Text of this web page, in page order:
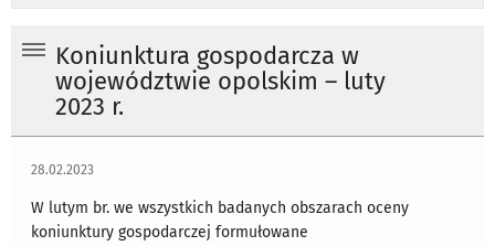
Koniunktura gospodarcza w
województwie opolskim – luty
2023 r.
28.02.2023
W lutym br. we wszystkich badanych obszarach oceny
koniunktury gospodarczej formułowane